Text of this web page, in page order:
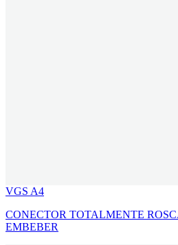
VGS A4
CONECTOR TOTALMENTE
EMBEBER